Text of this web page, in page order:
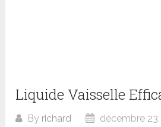
Liquide Vaisselle
By richard
décembre